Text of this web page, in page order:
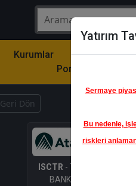
Kurumlar
Model
Portföy
Geri Dön
ISCTR - TÜRKİYE İŞ
BANKASI A.Ş.
Yatırım
Sermaye
Bu nedenle,
riskleri